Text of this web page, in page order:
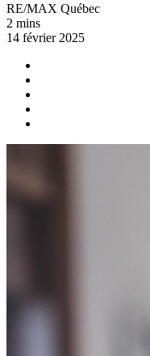
RE/MAX Québec
2 mins
14 février 2025